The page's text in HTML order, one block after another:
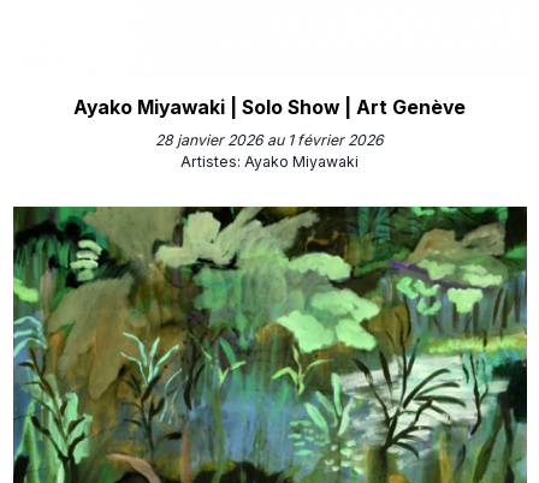
Ayako Miyawaki | Solo Show | Art Genève
28 janvier 2026 au 1 février 2026
Artistes: Ayako Miyawaki